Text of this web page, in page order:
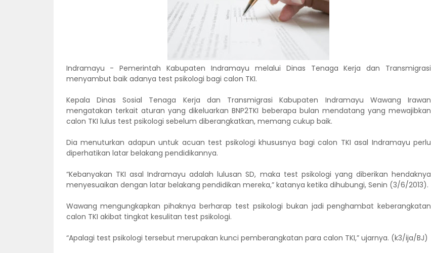
Indramayu - Pemerintah Kabupaten Indramayu melalui Dinas Tenaga Kerja dan Transmigrasi
menyambut baik adanya test psikologi bagi calon TKI.
Kepala Dinas Sosial Tenaga Kerja dan Transmigrasi Kabupaten Indramayu Wawang Irawan
mengatakan terkait aturan yang dikeluarkan BNP2TKI beberapa bulan mendatang yang mewajibkan
calon TKI lulus test psikologi sebelum diberangkatkan, memang cukup baik.
Dia menuturkan adapun untuk acuan test psikologi khususnya bagi calon TKI asal Indramayu perlu
diperhatikan latar belakang pendidikannya.
“Kebanyakan TKI asal Indramayu adalah lulusan SD, maka test psikologi yang diberikan hendaknya
menyesuaikan dengan latar belakang pendidikan mereka,” katanya ketika dihubungi, Senin (3/6/2013).
Wawang mengungkapkan pihaknya berharap test psikologi bukan jadi penghambat keberangkatan
calon TKI akibat tingkat kesulitan test psikologi.
“Apalagi test psikologi tersebut merupakan kunci pemberangkatan para calon TKI,” ujarnya. (k3/ija/BJ)